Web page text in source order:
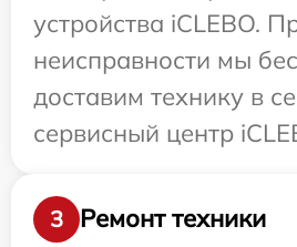
устройства iCLEBO.
неисправности мы
доставим технику в
сервисный центр
3
Ремонт техники